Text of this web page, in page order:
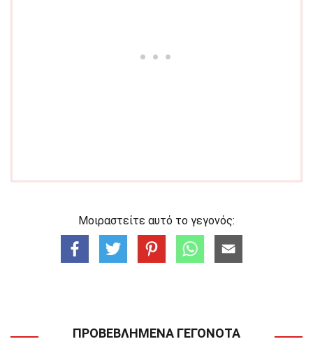
Μοιραστείτε αυτό το γεγονός:
ΠΡΟΒΕΒΛΗΜΈΝΑ ΓΕΓΟΝΌΤΑ